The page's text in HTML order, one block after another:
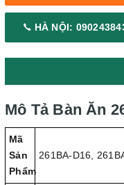
HÀ NỘI:
Mô Tả Bàn Ăn
Mã
Sản
Phẩm
261BA-D16,